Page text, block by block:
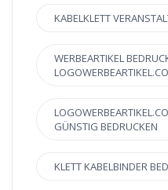
KABELKLETT
WERBEARTIKEL
GÜNSTIG BEDRUCKEN
KLETT KABELBINDER